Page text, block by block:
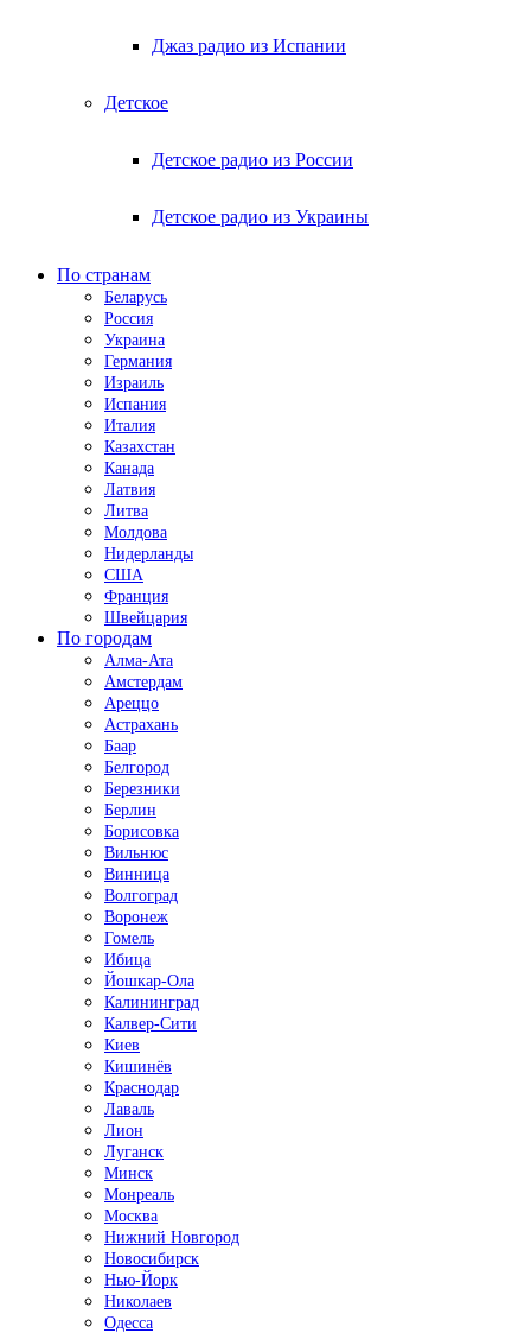
Джаз радио из Испании
Детское
Детское радио из России
Детское радио из Украины
По странам
Беларусь
Россия
Украина
Германия
Израиль
Испания
Италия
Казахстан
Канада
Латвия
Литва
Молдова
Нидерланды
США
Франция
Швейцария
По городам
Алма-Ата
Амстердам
Ареццо
Астрахань
Баар
Белгород
Березники
Берлин
Борисовка
Вильнюс
Винница
Волгоград
Воронеж
Гомель
Ибица
Йошкар-Ола
Калининград
Калвер-Сити
Киев
Кишинёв
Краснодар
Лаваль
Лион
Луганск
Минск
Монреаль
Москва
Нижний Новгород
Новосибирск
Нью-Йорк
Николаев
Одесса